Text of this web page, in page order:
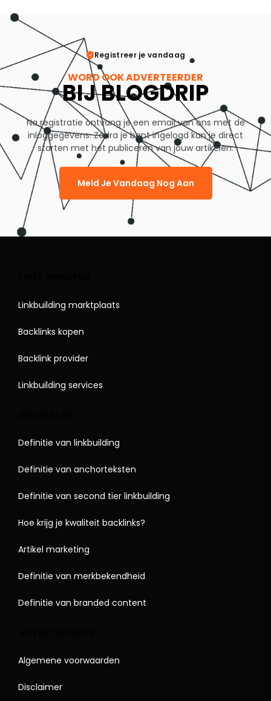
Registreer je vandaag
WORD OOK ADVERTEERDER
BIJ BLOGDRIP
Na registratie ontvang je een email van ons met de
inloggegevens. Zodra je bent ingelogd kan je direct
starten met het publiceren van jouw artikelen.
Meld Je Vandaag Nog Aan
Linkbuilding marktplaats
Backlinks kopen
Backlink provider
Linkbuilding services
Definitie van linkbuilding
Definitie van anchorteksten
Definitie van second tier linkbuilding
Hoe krijg je kwaliteit backlinks?
Artikel marketing
Definitie van merkbekendheid
Definitie van branded content
Algemene voorwaarden
Disclaimer